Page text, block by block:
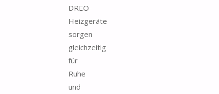
DREO-
Heizgeräte
sorgen
gleichzeitig
für
Ruhe
und